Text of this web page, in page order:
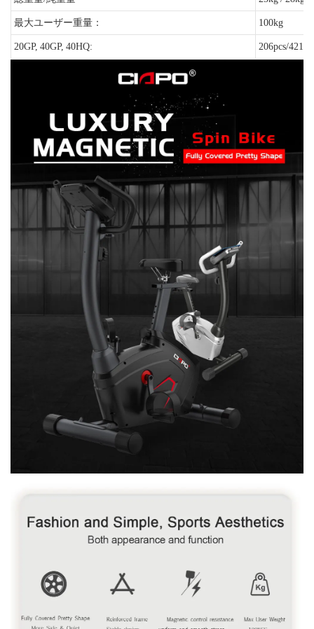
最大ユーザー重量： 100kg
20GP, 40GP, 40HQ: 206pcs/